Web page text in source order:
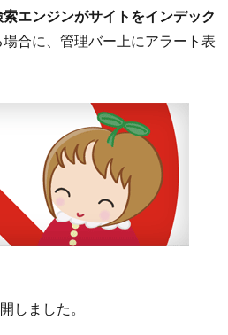
索エンジンがサイトをインデック
合に、管理バー上にアラート表
しました。